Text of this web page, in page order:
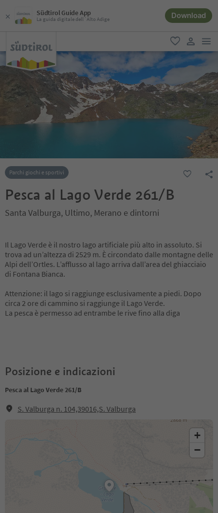
Südtirol Guide App
La guida digitale dell´Alto Adige Download
favoriti
user link
Parchi giochi e sportivi
Pesca al Lago Verde 261/B
Santa Valburga, Ultimo, Merano e dintorni
Il Lago Verde è il nostro lago artificiale più alto in assoluto. Si
trova ad un’altezza di 2529 m. È circondato dalle montagne delle
Alpi dell’Ortles. L’afflusso al lago arriva dall’area del ghiacciaio
di Fontana Bianca.
Attenzione: il lago si raggiunge esclusivamente a piedi. Dopo
circa 2 ore di cammino si raggiunge il Lago Verde.
La pesca è permesso ad entrambe le rive fino alla diga
Posizione e indicazioni
Pesca al Lago Verde 261/B
S. Valburga n. 104,39016,S. Valburga
+
−